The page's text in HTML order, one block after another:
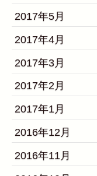
2017年5月
2017年4月
2017年3月
2017年2月
2017年1月
2016年12月
2016年11月